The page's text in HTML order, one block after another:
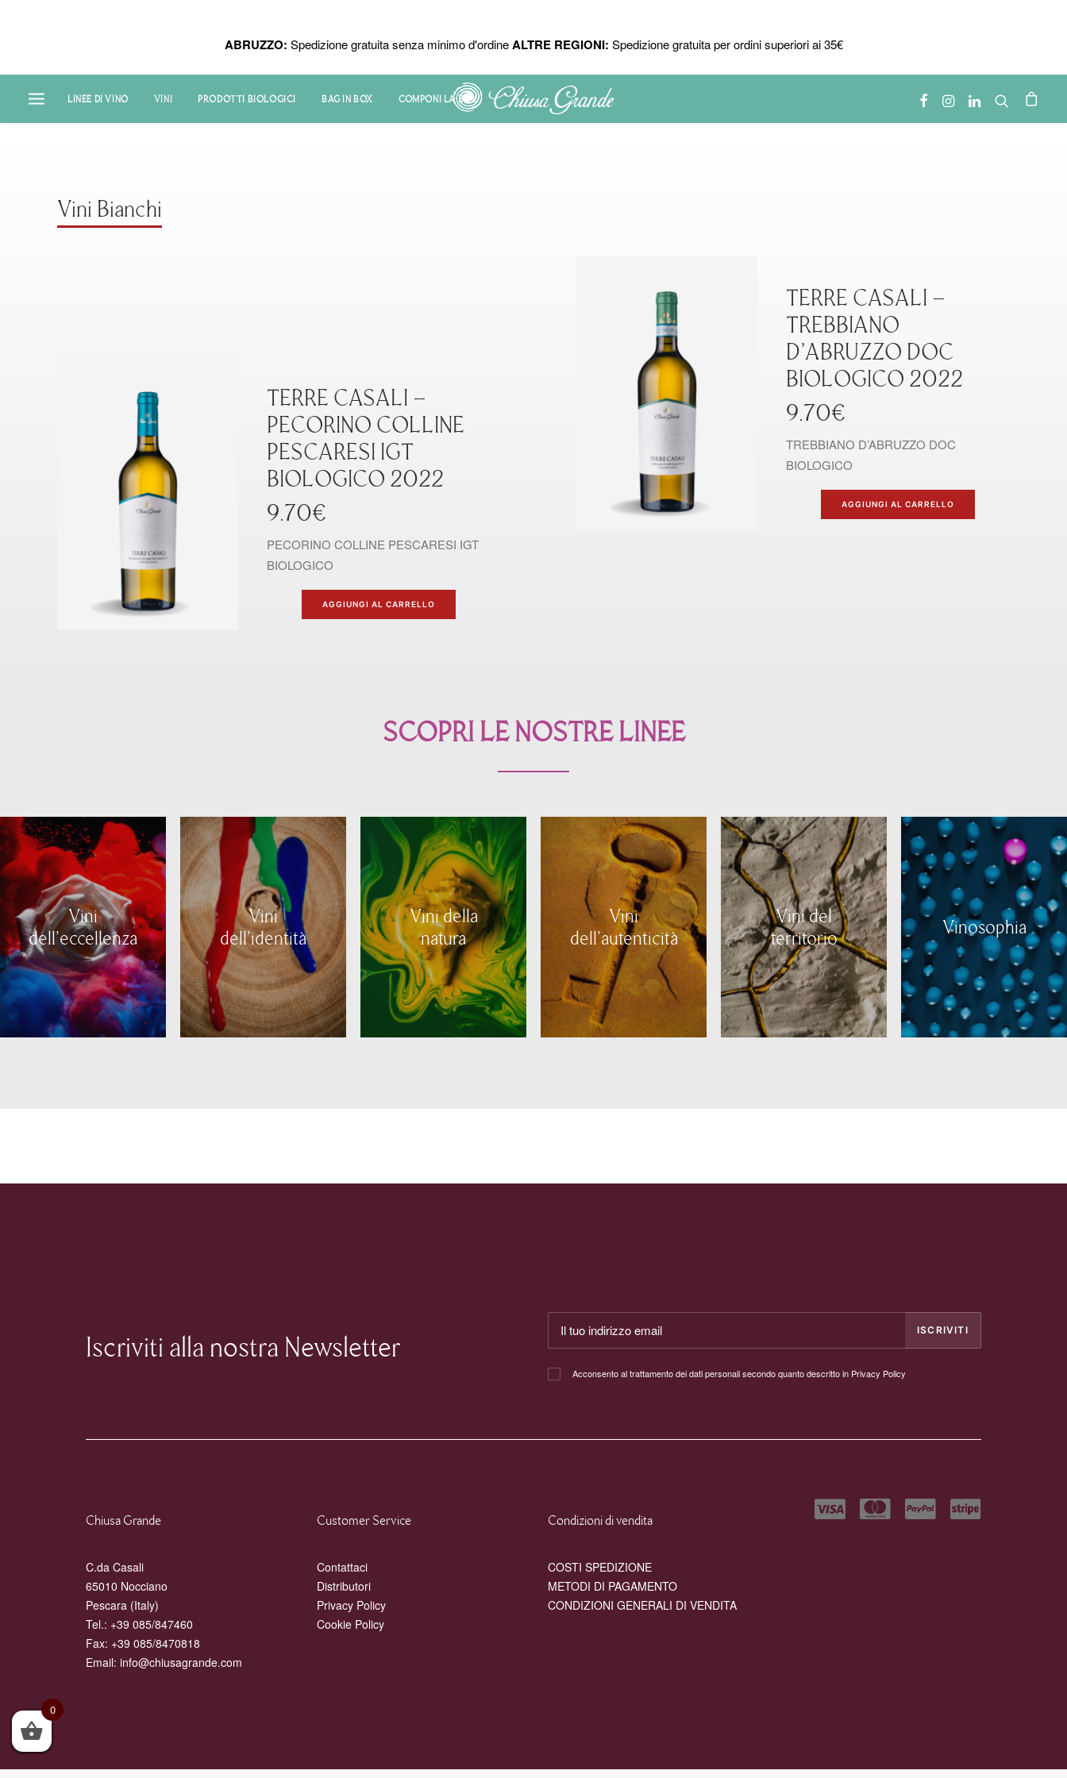
ABRUZZO: Spedizione gratuita senza minimo d'ordineALTRE REGIONI: Spedizione gratuita per ordini superiori ai 35€
LINEE DI VINO VINI PRODOTTI BIOLOGICI BAG IN BOX COMPONI LA BOX
Vini Bianchi
TERRE CASALI –
PECORINO COLLINE
PESCARESI IGT
BIOLOGICO 2022
9.70€
PECORINO COLLINE PESCARESI IGT
BIOLOGICO
AGGIUNGI AL CARRELLO
TERRE CASALI –
TREBBIANO
D’ABRUZZO DOC
BIOLOGICO 2022
9.70€
TREBBIANO D’ABRUZZO DOC
BIOLOGICO
AGGIUNGI AL CARRELLO
SCOPRI LE NOSTRE LINEE
Vini
dell'eccellenza
Vini
dell'identità
Vini della
natura
Vini
dell'autenticità
Vini del
territorio
Vinosophia
Iscriviti alla nostra Newsletter
Acconsento al trattamento dei dati personali secondo quanto descritto in Privacy Policy
Chiusa Grande
C.da Casali
65010 Nocciano
Pescara (Italy)
Tel.: +39 085/847460
Fax: +39 085/8470818
Email: info@chiusagrande.com
Customer Service
Contattaci
Distributori
Privacy Policy
Cookie Policy
Condizioni di vendita
COSTI SPEDIZIONE
METODI DI PAGAMENTO
CONDIZIONI GENERALI DI VENDITA
0